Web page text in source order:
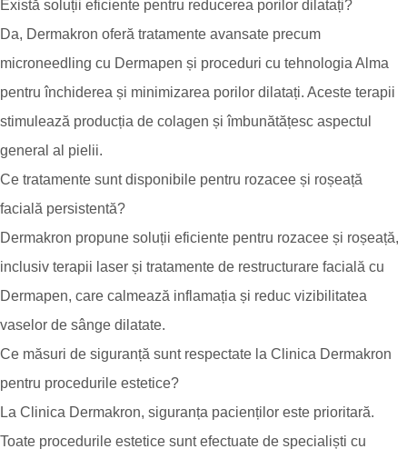
Există soluții eficiente pentru reducerea porilor dilatați?
Da, Dermakron oferă tratamente avansate precum
microneedling cu Dermapen și proceduri cu tehnologia Alma
pentru închiderea și minimizarea porilor dilatați. Aceste terapii
stimulează producția de colagen și îmbunătățesc aspectul
general al pielii.
Ce tratamente sunt disponibile pentru rozacee și roșeață
facială persistentă?
Dermakron propune soluții eficiente pentru rozacee și roșeață,
inclusiv terapii laser și tratamente de restructurare facială cu
Dermapen, care calmează inflamația și reduc vizibilitatea
vaselor de sânge dilatate.
Ce măsuri de siguranță sunt respectate la Clinica Dermakron
pentru procedurile estetice?
La Clinica Dermakron, siguranța pacienților este prioritară.
Toate procedurile estetice sunt efectuate de specialiști cu